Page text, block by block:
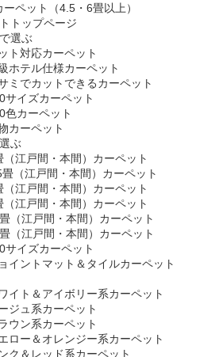
ーペット（4.5・6畳以上）
トップページ
選ぶ
ト対応カーペット
ホテル仕様カーペット
ミでカットできるカーペット
サイズカーペット
色カーペット
カーペット
ぶ
（江戸間・本間）カーペット
（江戸間・本間）カーペット
（江戸間・本間）カーペット
（江戸間・本間）カーペット
（江戸間・本間）カーペット
（江戸間・本間）カーペット
サイズカーペット
イントマット＆タイルカーペット
イト＆アイボリー系カーペット
ジュ系カーペット
ウン系カーペット
ロー＆オレンジー系カーペット
ク＆レッド系カーペット